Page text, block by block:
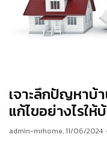
เจาะลึกปัญหาบ้า
แก้ไขอย่างไรให้
by
admin-mrhome 11/06/2024